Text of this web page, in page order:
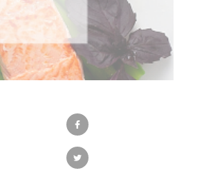
會實踐
育發展
研究成果